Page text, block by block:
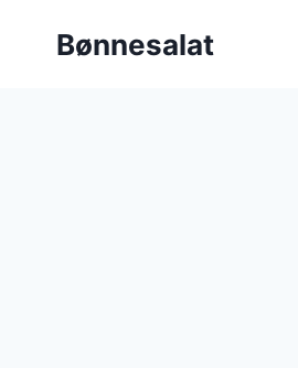
Bønnesalat